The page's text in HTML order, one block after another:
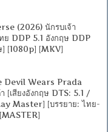
(2026) นักรบเจ้า
ย DDP 5.1 อังกฤษ DDP
] [1080p] [MKV]
Devil Wears Prada
[เสียงอังกฤษ DTS: 5.1 /
Master] [บรรยาย: ไทย-